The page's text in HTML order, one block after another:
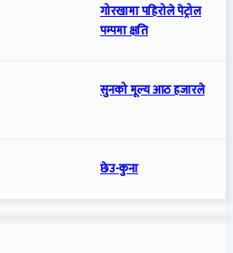
गोरखामा पहिरोले पेट्रोल
पम्पमा क्षति
सुनको मूल्य आठ हजारले
छेउ-कुना